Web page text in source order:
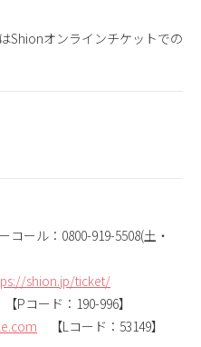
Shionオンラインチケットでの
ール：0800-919-5508(土・
shion.jp/ticket/
【Pコード：190-996】
【Lコード：53149】